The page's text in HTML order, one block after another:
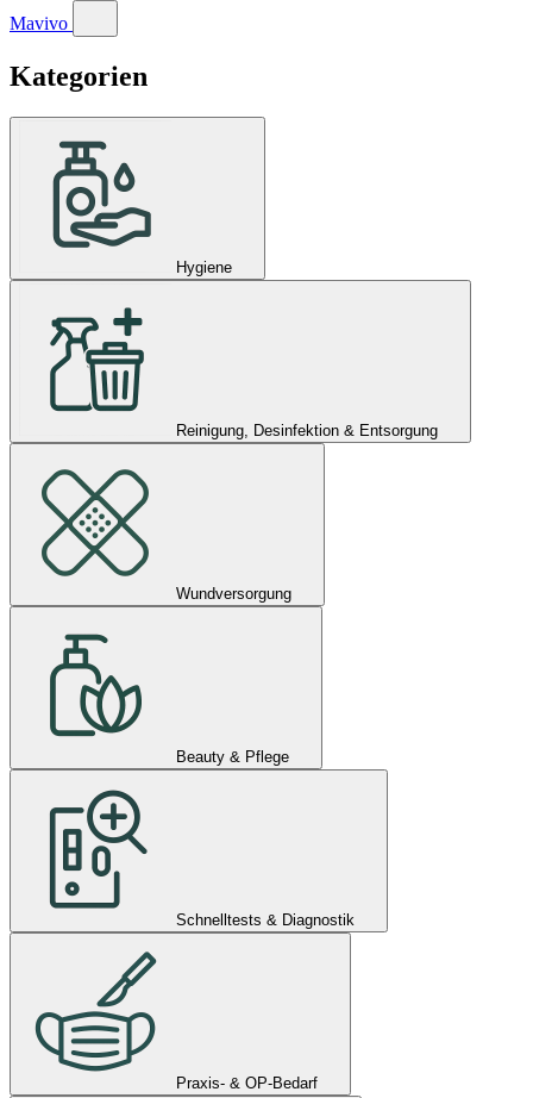
Mavivo
Kategorien
Hygiene
Reinigung, Desinfektion & Entsorgung
Wundversorgung
Beauty & Pflege
Schnelltests & Diagnostik
Praxis- & OP-Bedarf